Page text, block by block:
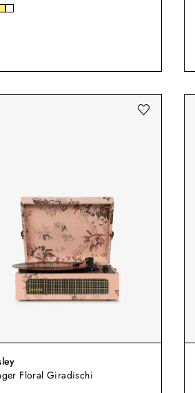
Floral Giradischi